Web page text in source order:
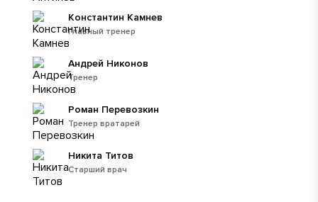
Главный тренер
Константин Камнев
Тренер
Андрей Никонов
Тренер вратарей
Роман Перевозкин
Старший врач
Никита Титов